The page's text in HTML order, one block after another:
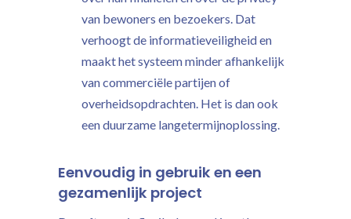
van bewoners en bezoekers. Dat
verhoogt de informatieveiligheid en
maakt het systeem minder afhankelijk
van commerciële partijen of
overheidsopdrachten. Het is dan ook
een duurzame langetermijnoplossing.
Eenvoudig in gebruik en een
gezamenlijk project